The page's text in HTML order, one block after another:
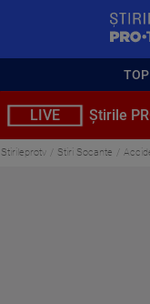
LIVE Știrile
Stirileprotv Stiri Socante